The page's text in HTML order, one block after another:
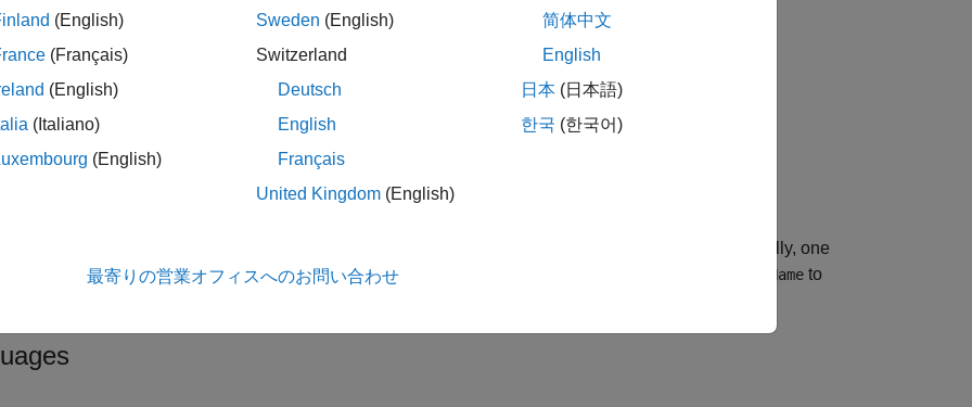
the parameter specified in the block dialog box
to determine the value of a parameter in the Block Parameters dialog box. Typically, one
specifies a bus object name that corresponds to the bus input into this block. Use
ssGetSFcnParamName to
(English)
(Français)
(English)
(Italiano)
(English)
Sweden (English)
Switzerland
Deutsch
English
Français
United Kingdom (English)
简体中文
English
日本 (日本語)
한국 (한국어)
最寄りの営業オフィスへのお問い合わせ